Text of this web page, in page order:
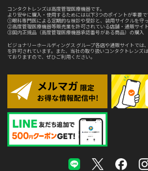
コンタクトレンズは高度管理医療機器です。
より安全に購入・使用するためには以下3つのポイントが重要で
①眼科専門医による定期的な検診や受診と、装用サイクルを守
②高度管理医療機器等販売業を許可されている店舗・通販サイ
③国内正規品（高度管理医療機器承認番号がある商品）の購入
ビジョナリーホールディングス グループ各店や通販サイトでは
を許可されています。また、当社の取り扱いコンタクトレンズ
ておりますので、ぜひご利用ください。